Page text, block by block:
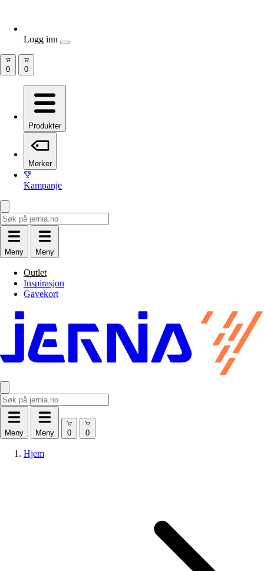
Produkter
Merker
Kampanje
Meny Meny
Outlet
Inspirasjon
Gavekort
Meny Meny
Hjem